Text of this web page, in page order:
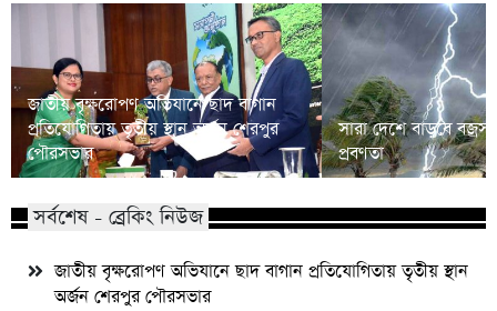
জাতীয় বৃক্ষরোপণ অভিযানে ছাদ বাগান
প্রতিযোগিতায় তৃতীয় স্থান অর্জন শেরপুর
পৌরসভার
সারা দেশে বাড়বে
প্রবণতা
সর্বশেষ - ব্রেকিং নিউজ
জাতীয় বৃক্ষরোপণ অভিযানে ছাদ বাগান প্রতিযোগিতায় তৃতীয় স্থান
অর্জন শেরপুর পৌরসভার